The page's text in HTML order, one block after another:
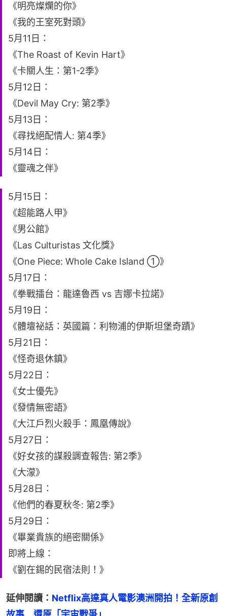
《明亮燦爛的你》
《我的王室死對頭》
5月11日：
《The Roast of Kevin Hart》
《卡關人生：第1-2季》
5月12日：
《Devil May Cry: 第2季》
5月13日：
《尋找絕配情人: 第4季》
5月14日：
《靈魂之伴》
5月15日：
《超能路人甲》
《男公館》
《Las Culturistas 文化獎》
《One Piece: Whole Cake Island ①》
5月17日：
《拳戰擂台：龍達魯西 vs 吉娜卡拉諾》
5月19日：
《體壇祕話：英國篇：利物浦的伊斯坦堡奇蹟》
5月21日：
《怪奇退休鎮》
5月22日：
《女士優先》
《發情無密語》
《大江戶烈火殺手：鳳凰傳說》
5月27日：
《好女孩的謀殺調查報告: 第2季》
《大濛》
5月28日：
《他們的春夏秋冬: 第2季》
5月29日：
《畢業貴族的絕密關係》
即將上線：
《劉在錫的民宿法則！》
延伸閱讀： Netflix高達真人電影澳洲開拍！全新原創